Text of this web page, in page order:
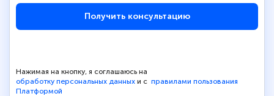
Получить консультацию
Нажимая на кнопку, я соглашаюсь на
обработку персональных данных и с правилами пользования
Платформой